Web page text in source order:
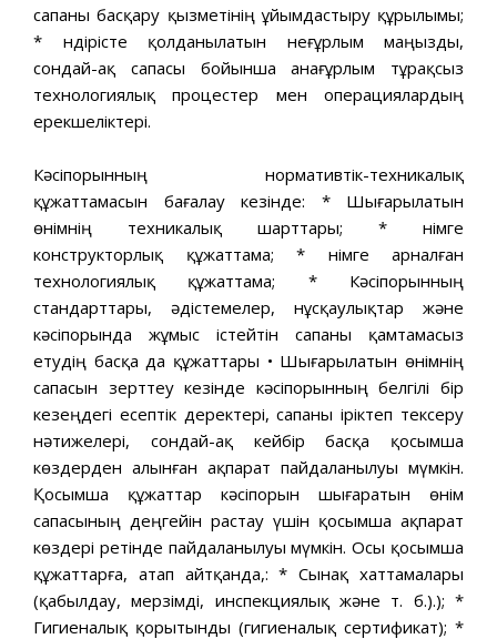
сапаны басқару қызметінің ұйымдастыру құрылымы;
* Өндірісте қолданылатын неғұрлым маңызды,
сондай-ақ сапасы бойынша анағұрлым тұрақсыз
технологиялық процестер мен операциялардың
ерекшеліктері.
Кәсіпорынның нормативтік-техникалық
құжаттамасын бағалау кезінде: * Шығарылатын
өнімнің техникалық шарттары; * Өнімге
конструкторлық құжаттама; * Өнімге арналған
технологиялық құжаттама; * Кәсіпорынның
стандарттары, әдістемелер, нұсқаулықтар және
кәсіпорында жұмыс істейтін сапаны қамтамасыз
етудің басқа да құжаттары • Шығарылатын өнімнің
сапасын зерттеу кезінде кәсіпорынның белгілі бір
кезеңдегі есептік деректері, сапаны іріктеп тексеру
нәтижелері, сондай-ақ кейбір басқа қосымша
көздерден алынған ақпарат пайдаланылуы мүмкін.
Қосымша құжаттар кәсіпорын шығаратын өнім
сапасының деңгейін растау үшін қосымша ақпарат
көздері ретінде пайдаланылуы мүмкін. Осы қосымша
құжаттарға, атап айтқанда,: * Сынақ хаттамалары
(қабылдау, мерзімді, инспекциялық және т. б.).); *
Гигиеналық қорытынды (гигиеналық сертификат); *